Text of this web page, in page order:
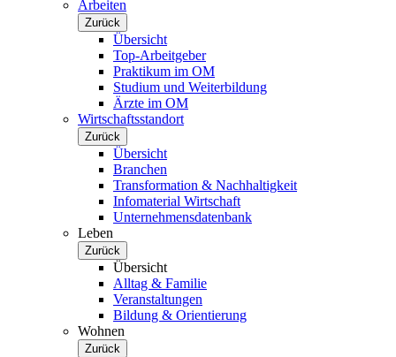
Arbeiten
Zurück
Übersicht
Top-Arbeitgeber
Praktikum im OM
Studium und Weiterbildung
Ärzte im OM
Wirtschaftsstandort
Zurück
Übersicht
Branchen
Transformation & Nachhaltigkeit
Infomaterial Wirtschaft
Unternehmensdatenbank
Leben
Zurück
Übersicht
Alltag & Familie
Veranstaltungen
Bildung & Orientierung
Wohnen
Zurück